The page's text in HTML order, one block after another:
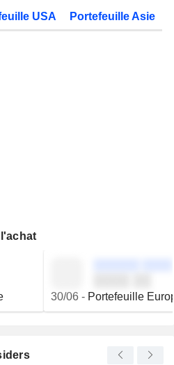
Publication des résultats - Q2 2026
USA Portefeuille Asie
30/06- Portefeuille